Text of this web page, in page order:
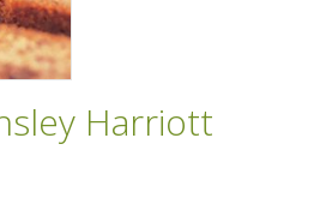
Harriott